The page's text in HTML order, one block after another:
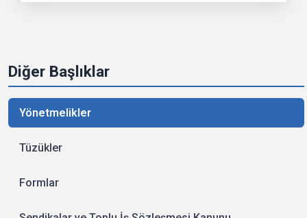
Diğer Başlıklar
Yönetmelikler
Tüzükler
Formlar